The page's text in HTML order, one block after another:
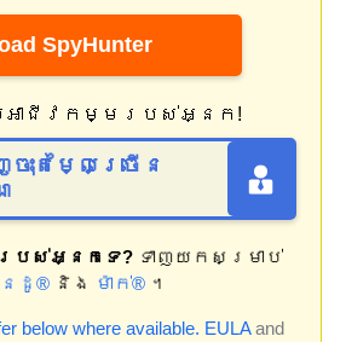
SpyHunter
ាជីវកម្មរបស់អ្នក!
តម្លៃច្រើន
របស់អ្នកទេ?ទាញយកសម្រាប់
ដូ® និង ម៉ាក់® ។
below where available. EULAand